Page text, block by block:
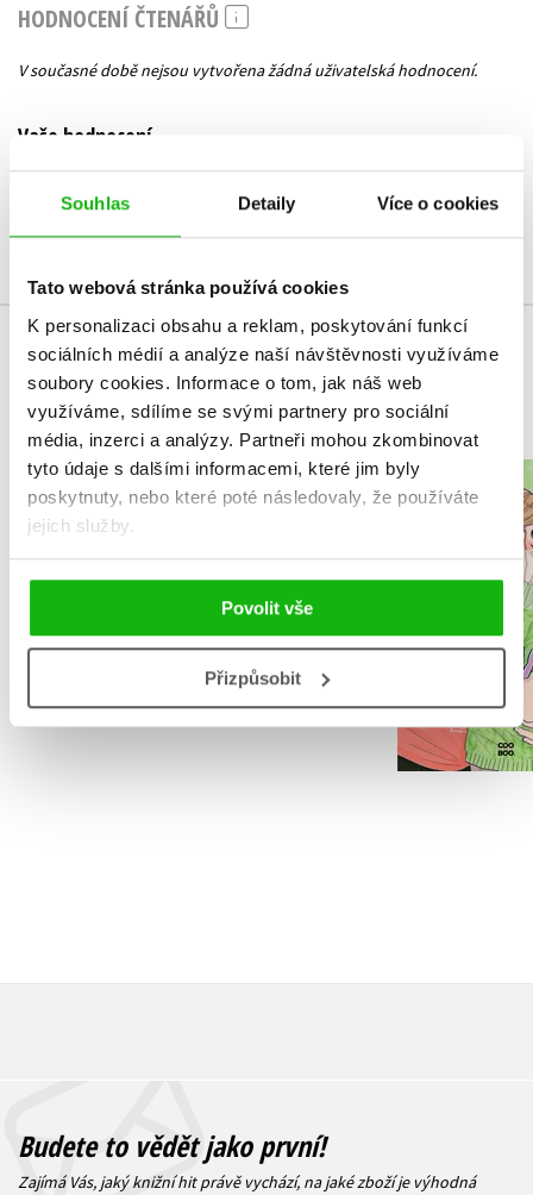
Souhlas Detaily Více o cookies
Tato webová stránka používá cookies
K personalizaci obsahu a reklam, poskytování funkcí
sociálních médií a analýze naší návštěvnosti využíváme
soubory cookies. Informace o tom, jak náš web
využíváme, sdílíme se svými partnery pro sociální
média, inzerci a analýzy. Partneři mohou zkombinovat
tyto údaje s dalšími informacemi, které jim byly
poskytnuty, nebo které poté následovaly, že používáte
jejich služby.
Povolit vše
Přizpůsobit
HODNOCENÍ ČTENÁŘŮ
V současné době nejsou vytvořena žádná uživatelská hodnocení.
Vaše hodnocení
Uživatelskou recenzi mohou vkládat pouze registrovaní uživatelé
Přihlásit
MOHLO BY VÁS TAKÉ ZAJÍMAT
NARNIE – komplet
1.-7.díl – box
Do košíku
Alice
439 Kč
Budete to vědět jako první!
Zajímá Vás, jaký knižní hit právě vychází, na jaké zboží je výhodná